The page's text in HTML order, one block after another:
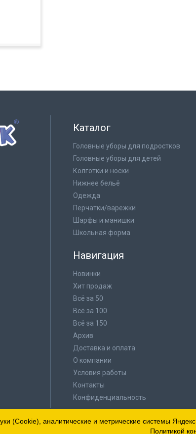
Каталог
Головные уборы для подростков
Головные уборы для детей
Колготки и носки
Нижнее бельё
Одежда
Перчатки/варежки
Шарфы и манишки
Школьная форма
Навигация
Новинки
Хит продаж
Всё за 50
Всё за 100
Всё за 150
Архив
Доставка и оплата
О компании
Условия работы
Контакты
Конфиденциальность
(Cookie), аналитические и метрические системы
Политикой